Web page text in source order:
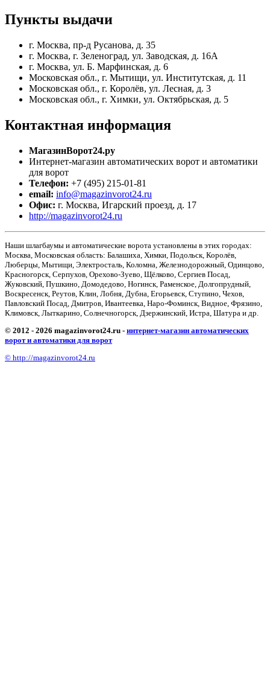
Пункты выдачи
г. Москва, пр-д Русанова, д. 35
г. Москва, г. Зеленоград, ул. Заводская, д. 16А
г. Москва, ул. Б. Марфинская, д. 6
Московская обл., г. Мытищи, ул. Институтская, д. 11
Московская обл., г. Королёв, ул. Лесная, д. 3
Московская обл., г. Химки, ул. Октябрьская, д. 5
Контактная информация
МагазинВорот24.ру
Интернет-магазин автоматических ворот и автоматики
для ворот
Телефон: +7 (495) 215-01-81
email: info@magazinvorot24.ru
Офис: г. Москва, Игарский проезд, д. 17
http://magazinvorot24.ru
Наши шлагбаумы и автоматические ворота установлены в этих городах:
Москва, Московская область: Балашиха, Химки, Подольск, Королёв,
Люберцы, Мытищи, Электросталь, Коломна, Железнодорожный, Одинцово,
Красногорск, Серпухов, Орехово-Зуево, Щёлково, Сергиев Посад,
Жуковский, Пушкино, Домодедово, Ногинск, Раменское, Долгопрудный,
Воскресенск, Реутов, Клин, Лобня, Дубна, Егорьевск, Ступино, Чехов,
Павловский Посад, Дмитров, Ивантеевка, Наро-Фоминск, Видное, Фрязино,
Климовск, Лыткарино, Солнечногорск, Дзержинский, Истра, Шатура и др.
© 2012 - 2026 magazinvorot24.ru - интернет-магазин автоматических
ворот и автоматики для ворот
© http://magazinvorot24.ru